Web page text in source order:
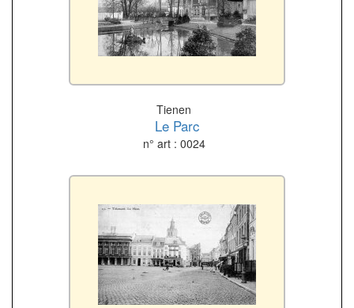
Tienen
Le Parc
n° art : 0024